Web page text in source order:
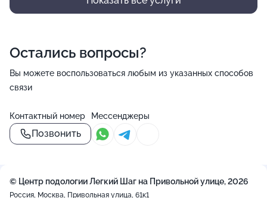
Остались вопросы?
Вы можете воспользоваться любым из указанных способов
связи
Контактный номер
Позвонить
Мессенджеры
© Центр подологии Легкий Шаг на Привольной улице, 2026
Россия, Москва, Привольная улица, 61к1